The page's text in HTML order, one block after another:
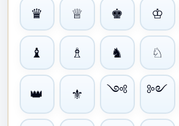
♛ ♕ ♚ ♔
♝ ♗ ♞ ♘
👑 ⚜ ༺ ༻